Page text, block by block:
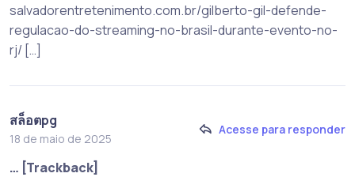
salvadorentretenimento.com.br/gilberto-gil-defende-
regulacao-do-streaming-no-brasil-durante-evento-no-
rj/ […]
สล็อตpg
18 de maio de 2025
Acesse para responder
… [Trackback]